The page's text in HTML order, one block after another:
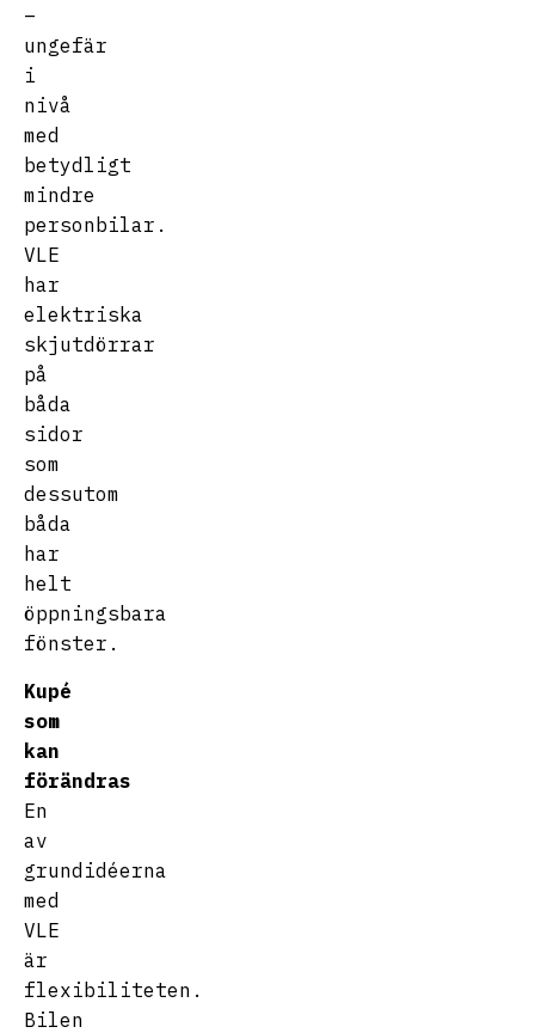
–
ungefär
i
nivå
med
betydligt
mindre
personbilar.
VLE
har
elektriska
skjutdörrar
på
båda
sidor
som
dessutom
båda
har
helt
öppningsbara
fönster.
Kupé
som
kan
förändras
En
av
grundidéerna
med
VLE
är
flexibiliteten.
Bilen